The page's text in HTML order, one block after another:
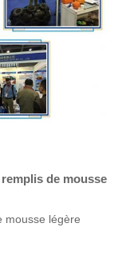
de mousse
mousse légère